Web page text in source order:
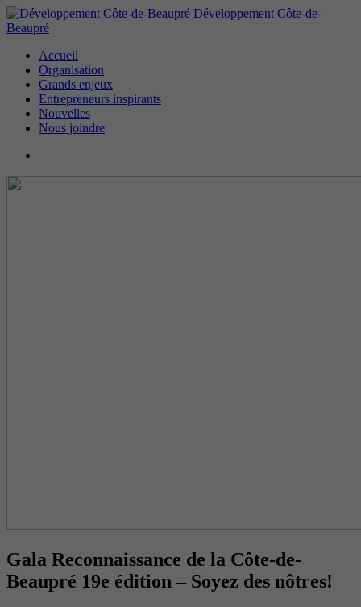
Développement Côte-de-
Beaupré
Accueil
Organisation
Grands enjeux
Entrepreneurs inspirants
Nouvelles
Nous joindre
Gala Reconnaissance de la Côte-de-
Beaupré 19e édition – Soyez des nôtres!